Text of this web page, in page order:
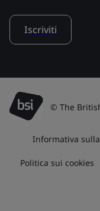
Iscriviti
© The
Informativa
Politica sui cookies